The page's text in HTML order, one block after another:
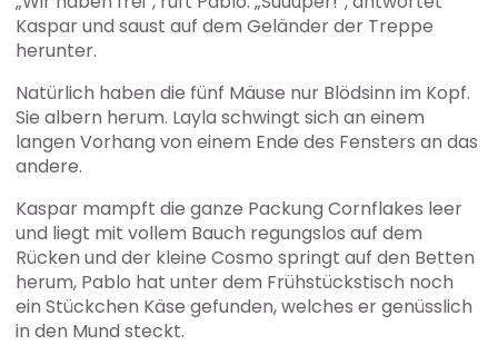
Kaspar und saust auf dem Geländer der Treppe
herunter.
Natürlich haben die fünf Mäuse nur Blödsinn im Kopf.
Sie albern herum. Layla schwingt sich an einem
langen Vorhang von einem Ende des Fensters an das
andere.
Kaspar mampft die ganze Packung Cornflakes leer
und liegt mit vollem Bauch regungslos auf dem
Rücken und der kleine Cosmo springt auf den Betten
herum, Pablo hat unter dem Frühstückstisch noch
ein Stückchen Käse gefunden, welches er genüsslich
in den Mund steckt.